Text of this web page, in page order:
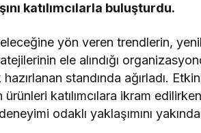
katılımcılarla buluşturdu.
yön veren trendlerin,
ele alındığı
standında ağırladı.
katılımcılara ikram
odaklı yaklaşımını